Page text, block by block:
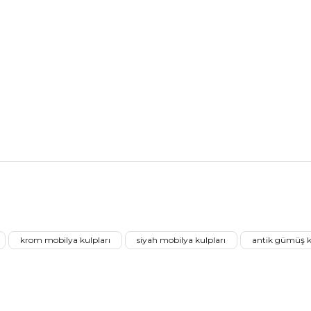
krom mobilya kulpları siyah mobilya kulpları antik gümüş